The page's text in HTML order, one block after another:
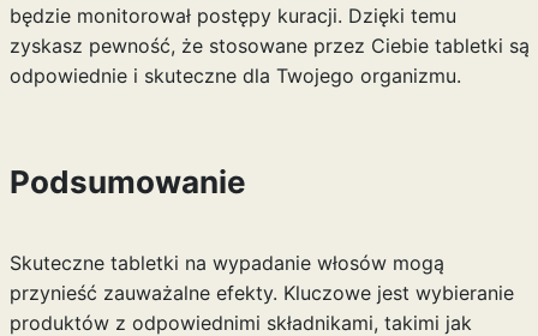
będzie monitorował postępy kuracji. Dzięki temu
zyskasz pewność, że stosowane przez Ciebie tabletki są
odpowiednie i skuteczne dla Twojego organizmu.
Podsumowanie
Skuteczne tabletki na wypadanie włosów mogą
przynieść zauważalne efekty. Kluczowe jest wybieranie
produktów z odpowiednimi składnikami, takimi jak